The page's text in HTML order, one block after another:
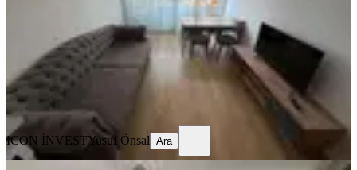
06.08.2026
25.000 ₺
ICON İNVEST
Ara
ICON İNVESTYusuf Önsal Ara